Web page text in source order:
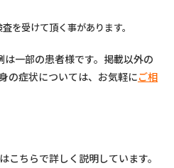
を受けて頂く事があります。
一部の患者様です。掲載以外の
の症状については、お気軽にご相
こちらで詳しく説明しています。